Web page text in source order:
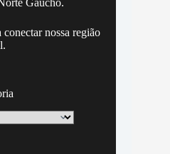
Gaúcho.
nossa região